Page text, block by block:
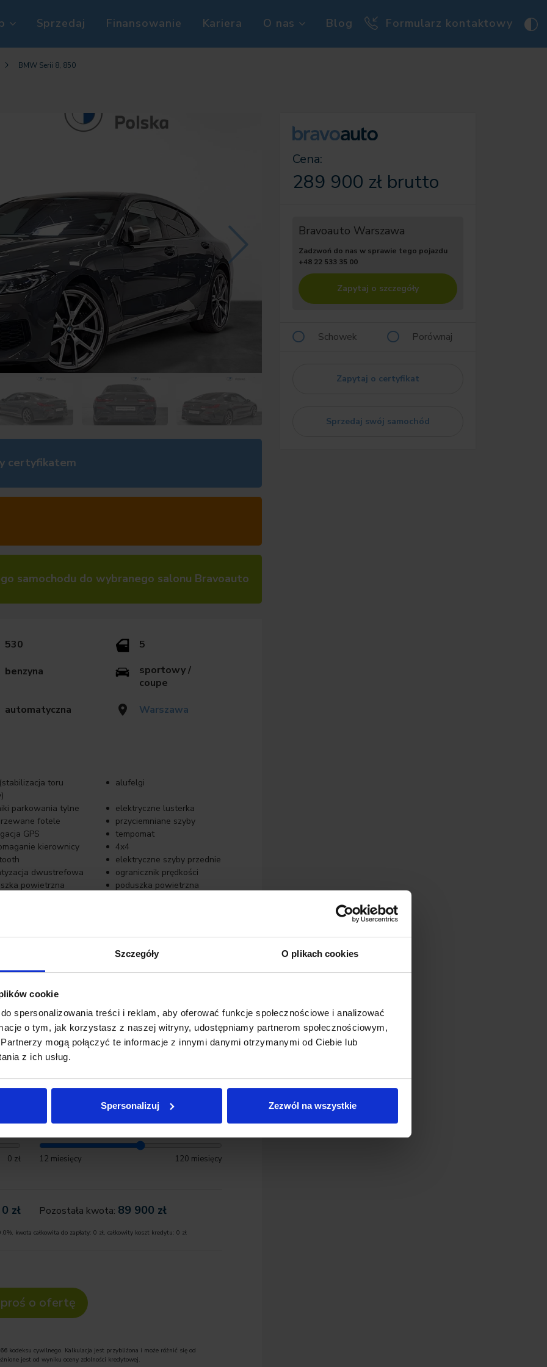
Szczegóły O plikach cookies
cookie
spersonalizowania treści i reklam, aby oferować funkcje społecznościowe i analizować
o tym, jak korzystasz z naszej witryny, udostępniamy partnerom społecznościowym,
mogą połączyć te informacje z innymi danymi otrzymanymi od Ciebie lub
z ich usług.
Spersonalizuj Zezwól na wszystkie
Sprzedaj Finansowanie Kariera O nas Blog Formularz kontaktowy
BMW Serii 8, 850
Cena:
289 900 zł brutto
Bravoauto Warszawa
Zadzwoń do nas w sprawie tego pojazdu
+48 22 533 35 00
Zapytaj o szczegóły
Schowek Porównaj
Zapytaj o certyfikat
Sprzedaj swój samochód
certyfikatem
samochodu do wybranego salonu Bravoauto
530
5
benzyna
sportowy /
coupe
automatyczna Warszawa
toru
alufelgi
parkowania tylne
elektryczne lusterka
fotele
przyciemniane szyby
GPS
tempomat
kierownicy
4x4
elektryczne szyby przednie
dwustrefowa
ogranicznik prędkości
powietrzna
poduszka powietrzna
pasa ruchu
system Start-Stop
tempomat aktywny
czujnik martwego pola
boczne tylne bezkluczykowy dostęp
używanych segmentu premium.
wyselekcjonowanych pojazdów różnych marek, w
niskiego przebiegu oraz sprawdzoną historią
finansowania
0 zł 12 miesięcy 120 miesięcy
0 zł Pozostała kwota: 89 900 zł
%, kwota całkowita do zapłaty: 0 zł, całkowity koszt kredytu: 0 zł
o ofertę
kodeksu cywilnego. Kalkulacja jest przybliżona i może różnić się od
jest od wyniku oceny zdolności kredytowej.